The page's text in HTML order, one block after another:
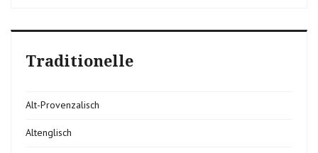
Traditionelle
Alt-Provenzalisch
Altenglisch